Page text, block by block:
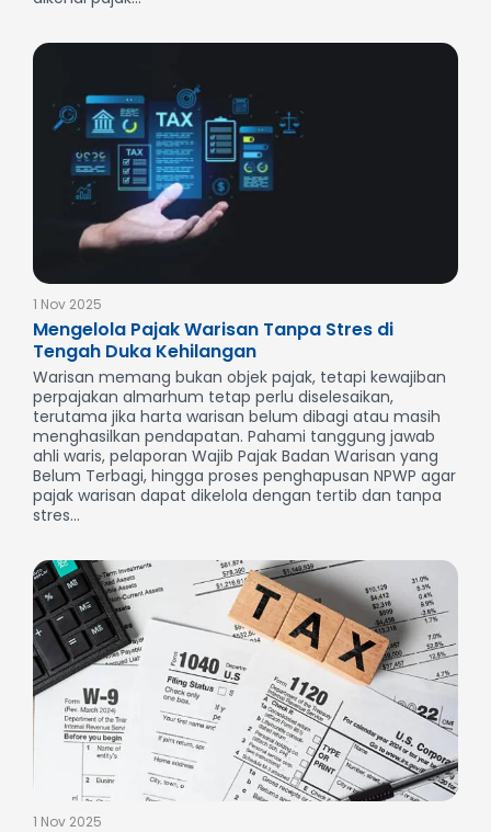
1 Nov 2025
Mengelola Pajak Warisan Tanpa Stres di
Tengah Duka Kehilangan
Warisan memang bukan objek pajak, tetapi kewajiban
perpajakan almarhum tetap perlu diselesaikan,
terutama jika harta warisan belum dibagi atau masih
menghasilkan pendapatan. Pahami tanggung jawab
ahli waris, pelaporan Wajib Pajak Badan Warisan yang
Belum Terbagi, hingga proses penghapusan NPWP agar
pajak warisan dapat dikelola dengan tertib dan tanpa
stres...
1 Nov 2025